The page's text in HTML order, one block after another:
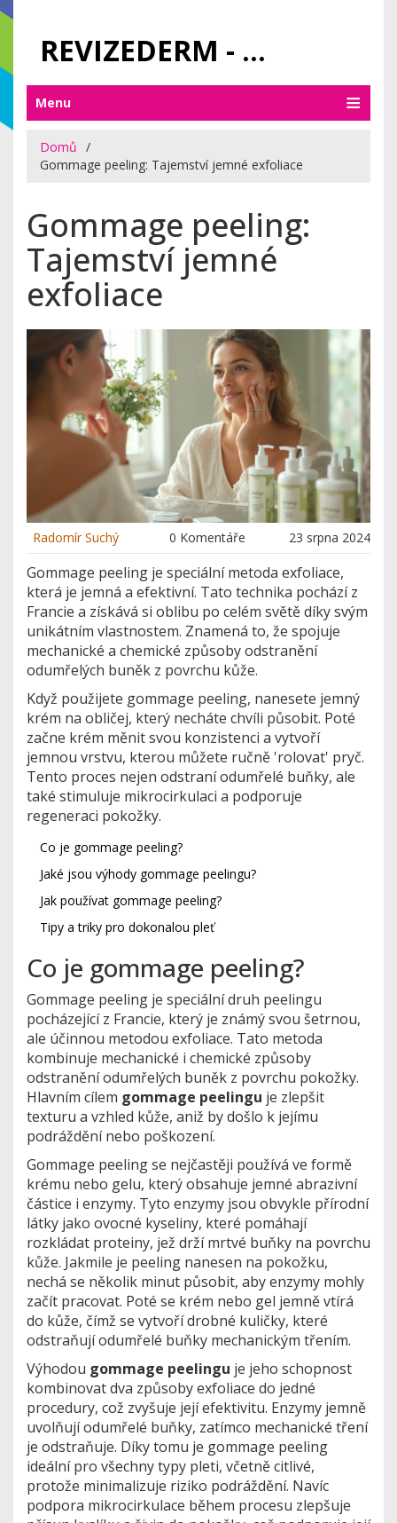
REVIZEDERM - PÉČE O KŮŽI A KOSMETIKA
Menu
Domů
Gommage peeling: Tajemství jemné exfoliace
Gommage peeling:
Tajemství jemné
exfoliace
Radomír Suchý 0 Komentáře 23 srpna 2024
Gommage peeling je speciální metoda exfoliace,
která je jemná a efektivní. Tato technika pochází z
Francie a získává si oblibu po celém světě díky svým
unikátním vlastnostem. Znamená to, že spojuje
mechanické a chemické způsoby odstranění
odumřelých buněk z povrchu kůže.
Když použijete gommage peeling, nanesete jemný
krém na obličej, který necháte chvíli působit. Poté
začne krém měnit svou konzistenci a vytvoří
jemnou vrstvu, kterou můžete ručně 'rolovat' pryč.
Tento proces nejen odstraní odumřelé buňky, ale
také stimuluje mikrocirkulaci a podporuje
regeneraci pokožky.
Co je gommage peeling?
Jaké jsou výhody gommage peelingu?
Jak používat gommage peeling?
Tipy a triky pro dokonalou pleť
Co je gommage peeling?
Gommage peeling je speciální druh peelingu
pocházející z Francie, který je známý svou šetrnou,
ale účinnou metodou exfoliace. Tato metoda
kombinuje mechanické i chemické způsoby
odstranění odumřelých buněk z povrchu pokožky.
Hlavním cílem gommage peelingu je zlepšit
texturu a vzhled kůže, aniž by došlo k jejímu
podráždění nebo poškození.
Gommage peeling se nejčastěji používá ve formě
krému nebo gelu, který obsahuje jemné abrazivní
částice i enzymy. Tyto enzymy jsou obvykle přírodní
látky jako ovocné kyseliny, které pomáhají
rozkládat proteiny, jež drží mrtvé buňky na povrchu
kůže. Jakmile je peeling nanesen na pokožku,
nechá se několik minut působit, aby enzymy mohly
začít pracovat. Poté se krém nebo gel jemně vtírá
do kůže, čímž se vytvoří drobné kuličky, které
odstraňují odumřelé buňky mechanickým třením.
Výhodou gommage peelingu je jeho schopnost
kombinovat dva způsoby exfoliace do jedné
procedury, což zvyšuje její efektivitu. Enzymy jemně
uvolňují odumřelé buňky, zatímco mechanické tření
je odstraňuje. Díky tomu je gommage peeling
ideální pro všechny typy pleti, včetně citlivé,
protože minimalizuje riziko podráždění. Navíc
podpora mikrocirkulace během procesu zlepšuje